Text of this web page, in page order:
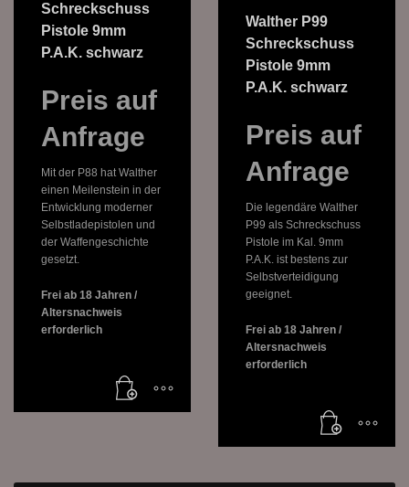
Schreckschuss
Pistole 9mm
P.A.K. schwarz
Preis auf
Anfrage
Mit der P88 hat Walther
einen Meilenstein in der
Entwicklung moderner
Selbstladepistolen und
der Waffengeschichte
gesetzt.
Frei ab 18 Jahren /
Altersnachweis
erforderlich
Walther P99
Schreckschuss
Pistole 9mm
P.A.K. schwarz
Preis auf
Anfrage
Die legendäre Walther
P99 als Schreckschuss
Pistole im Kal. 9mm
P.A.K. ist bestens zur
Selbstverteidigung
geeignet.
Frei ab 18 Jahren /
Altersnachweis
erforderlich